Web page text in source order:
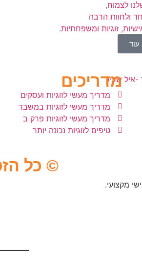
לצמוח,
ולחוות הרבה
זוגיות ומשפחתיות.
מדריכים
מדריך מעשי לזוגיות ועסקים
מדריך מעשי לזוגיות במשבר
מדריך מעשי לזוגיות פרק ב
טיפים לזוגיות נכונה יותר
© כל
מקצועי.